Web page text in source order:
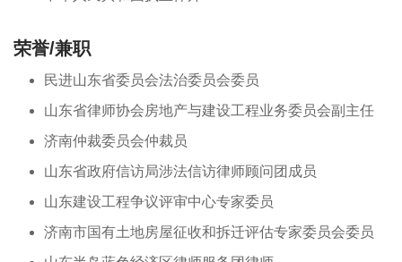
荣誉/兼职
民进山东省委员会法治委员会委员
山东省律师协会房地产与建设工程业务委员会副主任
济南仲裁委员会仲裁员
山东省政府信访局涉法信访律师顾问团成员
山东建设工程争议评审中心专家委员
济南市国有土地房屋征收和拆迁评估专家委员会委员